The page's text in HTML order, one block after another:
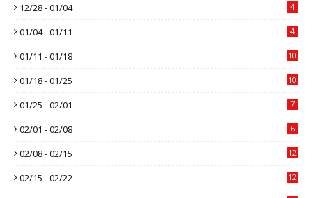
12/28 - 01/04 4
01/04 - 01/11 4
01/11 - 01/18 10
01/18 - 01/25 10
01/25 - 02/01 7
02/01 - 02/08 6
02/08 - 02/15 12
02/15 - 02/22 12